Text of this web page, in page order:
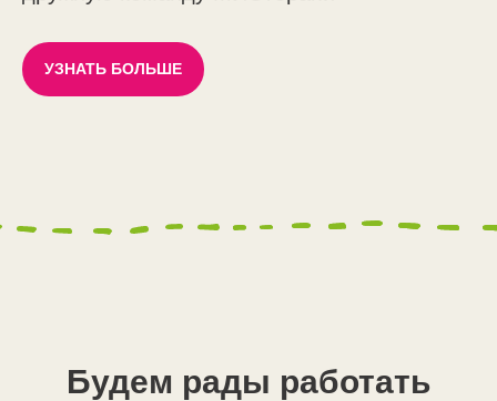
УЗНАТЬ БОЛЬШЕ
Будем рады работать